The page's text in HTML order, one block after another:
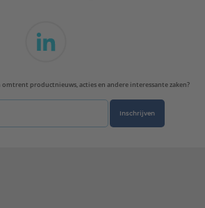
productnieuws, acties en andere interessante zaken?
Inschrijven